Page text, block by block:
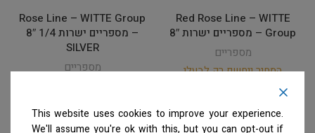
Red Rose Line – WITTE
Group – מספריים ישרות 8″
מספריים
המחיר ייחשף רק לבעלי
Rose Line – WITTE Group
– מספריים ישרות 1/4 8″
SILVER
מספריים
למידע נוסף
This website uses cookies to improve your experience.
We'll assume you're ok with this, but you can opt-out if